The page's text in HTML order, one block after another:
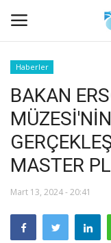
Anasayfa
Bize Ulaşın
Künye
Halil ÖNCÜ kimdir?
KVKK Aydınlatma
Haberler
BAKAN
MASTER
Mart 13, 2024 - 20:41